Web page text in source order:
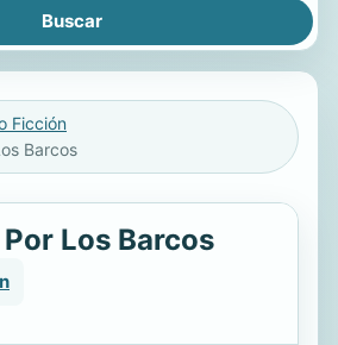
Ficción
Barcos
Los Barcos